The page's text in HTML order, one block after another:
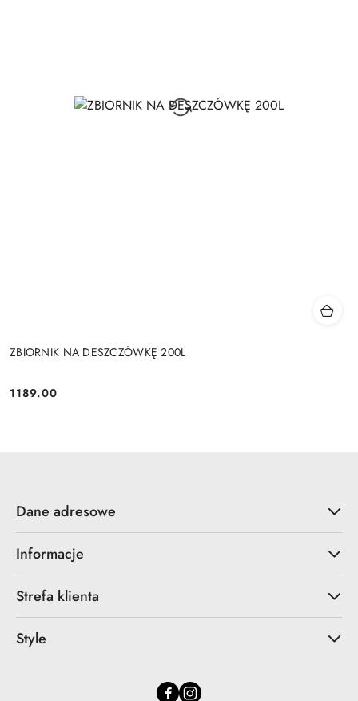
ZBIORNIK NA DESZCZÓWKĘ 200L
Cena:
1189.00
Dane adresowe
Informacje
Strefa klienta
Style